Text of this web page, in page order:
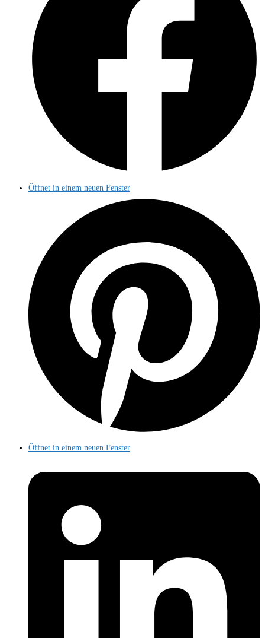
Öffnet in einem neuen Fenster
Öffnet in einem neuen Fenster